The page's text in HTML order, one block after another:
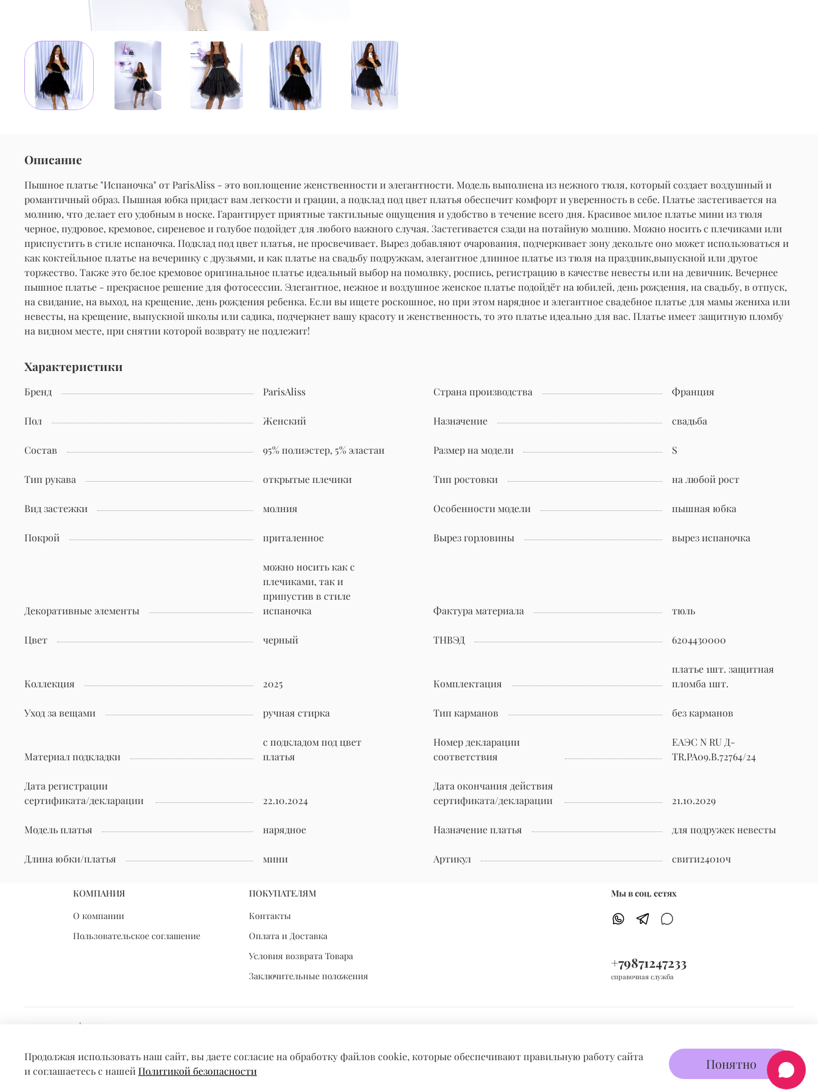
Описание
Пышное платье "Испаночка" от ParisAliss - это воплощение женственности и элегантности. Модель выполнена из нежного тюля, который создает воздушный и
романтичный образ. Пышная юбка придаст вам легкости и грации, а подклад под цвет платья обеспечит комфорт и уверенность в себе. Платье застегивается на
молнию, что делает его удобным в носке. Гарантирует приятные тактильные ощущения и удобство в течение всего дня. Красивое милое платье мини из тюля
черное, пудровое, кремовое, сиреневое и голубое подойдет для любого важного случая. Застегивается сзади на потайную молнию. Можно носить с плечиками или
приспустить в стиле испаночка. Подклад под цвет платья, не просвечивает. Вырез добавляют очарования, подчеркивает зону декольте оно может использоваться и
как коктейльное платье на вечеринку с друзьями, и как платье на свадьбу подружкам, элегантное длинное платье из тюля на праздник,выпускной или другое
торжество. Также это белое кремовое оригинальное платье идеальный выбор на помолвку, роспись, регистрацию в качестве невесты или на девичник. Вечернее
пышное платье - прекрасное решение для фотосессии. Элегантное, нежное и воздушное женское платье подойдёт на юбилей, день рождения, на свадьбу, в отпуск,
на свидание, на выход, на крещение, день рождения ребенка. Если вы ищете роскошное, но при этом нарядное и элегантное свадебное платье для мамы жениха или
невесты, на крещение, выпускной школы или садика, подчеркнет вашу красоту и женственность, то это платье идеально для вас. Платье имеет защитную пломбу
на видном месте, при снятии которой возврату не подлежит!
Характеристики
Бренд ParisAliss Страна производства Франция
Пол Женский Назначение свадьба
Состав 95% полиэстер, 5% эластан Размер на модели S
Тип рукава открытые плечики Тип ростовки на любой рост
Вид застежки молния Особенности модели пышная юбка
Покрой приталенное Вырез горловины вырез испаночка
Декоративные элементы
можно носить как с
плечиками, так и
припустив в стиле
испаночка
Фактура материала тюль
Цвет черный ТНВЭД 6204430000
Коллекция 2025 Комплектация
платье 1шт. защитная
пломба 1шт.
Уход за вещами ручная стирка Тип карманов без карманов
Материал подкладки
с подкладом под цвет
платья
Номер декларации
соответствия
ЕАЭС N RU Д-
TR.РА09.В.72764/24
Дата регистрации
сертификата/декларации
22.10.2024
Дата окончания действия
сертификата/декларации
21.10.2029
Модель платья нарядное Назначение платья для подружек невесты
Длина юбки/платья мини Артикул свити24010ч
КОМПАНИЯ
О компании
Пользовательское соглашение
ПОКУПАТЕЛЯМ
Контакты
Оплата и Доставка
Условия возврата Товара
Заключительные положения
Мы в соц. сетях
+79871247233
справочная служба
Продолжая использовать наш сайт, вы даете согласие на обработку файлов cookie, которые обеспечивают правильную работу сайта
и соглашаетесь с нашей Политикой безопасности Понятно